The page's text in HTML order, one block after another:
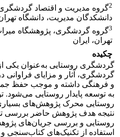
2گروه مدیریت و اقتصاد
دانشکدگان مدیریت، دانشگاه
3گروه گردشگری، پژوهشگاه
تهران، ایران
چکیده
گردشگری روستایی به‌عنوان یکی
گردشگری، آثار و مزایای فراوانی
و فرهنگی داشته و موجب حفظ
به توسعه پایدار روستایی
روستایی محرک پژوهش‌های
نتیجه هدف پژوهش حاضر بررسی
روستایی و بررسی جریان‌های
استفاده از تکنیک‌های